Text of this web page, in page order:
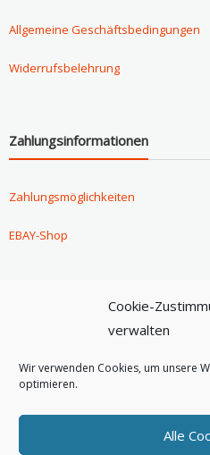
Cookie-
verwalten
Wir verwenden Cookies, um unsere
optimieren.
Alle
Allgemeine Geschäftsbedingungen
Widerrufsbelehrung
Zahlungsinformationen
Zahlungsmöglichkeiten
EBAY-Shop
Versandinformationen
Versandoptionen
Versandkostenfrei ab 60 Euro!